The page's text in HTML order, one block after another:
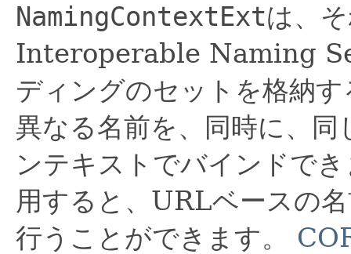
NamingContextExtは、
Interoperable Naming
ディングのセットを格納す
異なる名前を、同時に、
ンテキストでバインドで
用すると、URLベースの
行うことができます。